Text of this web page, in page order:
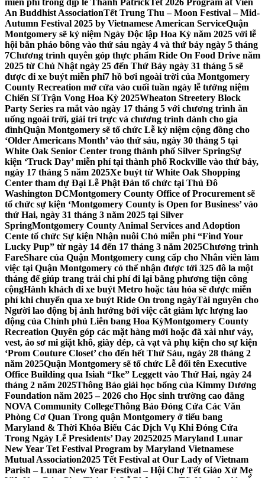
miễn phí trong dịp lễ Thánh PatrickTet 2026 Program at Vien
An Buddhist AssociationTết Trung Thu – Moon Festival – Mid-
Autumn Festival 2025 by Vietnamese American ServiceQuận
Montgomery sẽ kỷ niệm Ngày Độc lập Hoa Kỳ năm 2025 với lễ
hội bắn pháo bông vào thứ sáu ngày 4 và thứ bảy ngày 5 tháng
7Chương trình quyên góp thực phẩm Ride On Food Drive năm
2025 từ Chủ Nhật ngày 25 đến Thứ Bảy ngày 31 tháng 5 sẽ
được đi xe buýt miễn phí7 hồ bơi ngoài trời của Montgomery
County Recreation mở cửa vào cuối tuần ngày lễ tưởng niệm
Chiến Sĩ Trận Vong Hoa Kỳ 2025Wheaton Streetery Block
Party Series ra mắt vào ngày 17 tháng 5 với chương trình ăn
uống ngoài trời, giải trí trực và chương trình dành cho gia
đìnhQuận Montgomery sẽ tổ chức Lễ kỷ niệm cộng đồng cho
‘Older Americans Month’ vào thứ sáu, ngày 30 tháng 5 tại
White Oak Senior Center trong thành phố Silver SpringSự
kiện ‘Truck Day’ miễn phí tại thành phố Rockville vào thứ bảy,
ngày 17 tháng 5 năm 2025Xe buýt từ White Oak Shopping
Center tham dự Đại Lễ Phật Đản tổ chức tại Thủ Đô
Washington DCMontgomery County Office of Procurement sẽ
tổ chức sự kiện ‘Montgomery County is Open for Business’ vào
thứ Hai, ngày 31 tháng 3 năm 2025 tại Silver
SpringMontgomery County Animal Services and Adoption
Cente tổ chức Sự kiện Nhận nuôi Chó miễn phí “Find Your
Lucky Pup” từ ngày 14 đến 17 tháng 3 năm 2025Chương trình
FareShare của Quận Montgomery cung cấp cho Nhân viên làm
việc tại Quận Montgomery có thể nhận được tới 325 đô la một
tháng để giúp trang trải chi phí đi lại bằng phương tiện công
cộngHành khách đi xe buýt Metro hoặc tàu hỏa sẽ được miễn
phí khi chuyển qua xe buýt Ride On trong ngàyTài nguyên cho
Người lao động bị ảnh hưởng bởi việc cắt giảm lực lượng lao
động của Chính phủ Liên bang Hoa KỳMontgomery County
Recreation Quyên góp các mặt hàng mới hoặc đã xài như váy,
vest, áo sơ mi giặt khô, giày dép, cà vạt và phụ kiện cho sự kiện
‘Prom Couture Closet’ cho đến hết Thứ Sáu, ngày 28 tháng 2
năm 2025Quận Montgomery sẽ tổ chức Lễ đổi tên Executive
Office Building qua Isiah “Ike” Leggett vào Thứ Hai, ngày 24
tháng 2 năm 2025Thông Báo giải học bổng của Kimmy Dương
Foundation năm 2025 – 2026 cho Học sinh trường cao đẳng
NOVA Community CollegeThông Báo Đóng Cửa Các Văn
Phòng Cơ Quan Trong quận Montgomery ở tiểu bang
Maryland & Thời Khóa Biểu Các Dịch Vụ Khi Đóng Cửa
Trong Ngày Lễ Presidents’ Day 20252025 Maryland Lunar
New Year Tet Festival Program by Maryland Vietnamese
Mutual Association2025 Tết Festival at Our Lady of Vietnam
Parish – Lunar New Year Festival – Hội Chợ Tết Giáo Xứ Mẹ